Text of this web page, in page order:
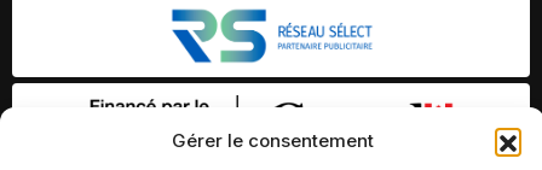
Gérer le consentement